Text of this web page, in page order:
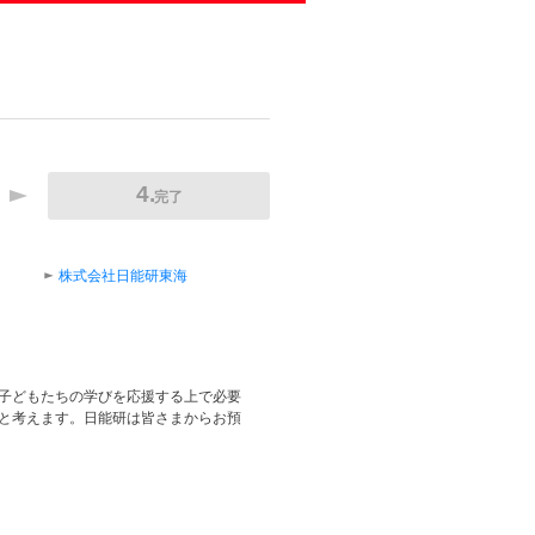
完了
株式会社日能研東海
どもたちの学びを応援する上で必要
考えます。日能研は皆さまからお預